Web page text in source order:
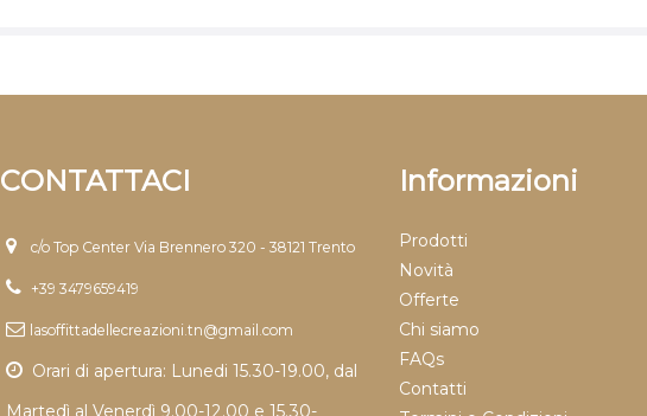
CONTATTACI
c/o Top Center Via Brennero 320 - 38121 Trento
+39 3479659419
lasoffittadellecreazioni.tn@gmail.com
Orari di apertura: Lunedi 15.30-19.00, dal
Martedì al Venerdì 9.00-12.00 e 15.30-
Informazioni
Prodotti
Novità
Offerte
Chi siamo
FAQs
Contatti